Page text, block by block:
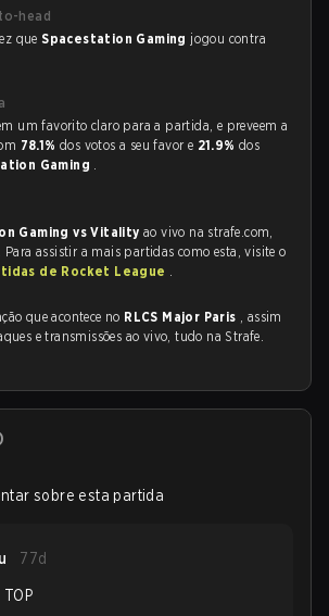
head
queSpacestation Gaming jogou contra
um favorito claro para a partida, e preveem a
78.1%dos votos a seu favor e 21.9%dos
Gaming .
Gaming vs Vitalityao vivo na strafe.com,
assistir a mais partidas como esta, visite o
de Rocket League .
que acontece no RLCS Major Paris , assim
e transmissões ao vivo, tudo na Strafe.
sobre esta partida
77d
TOP